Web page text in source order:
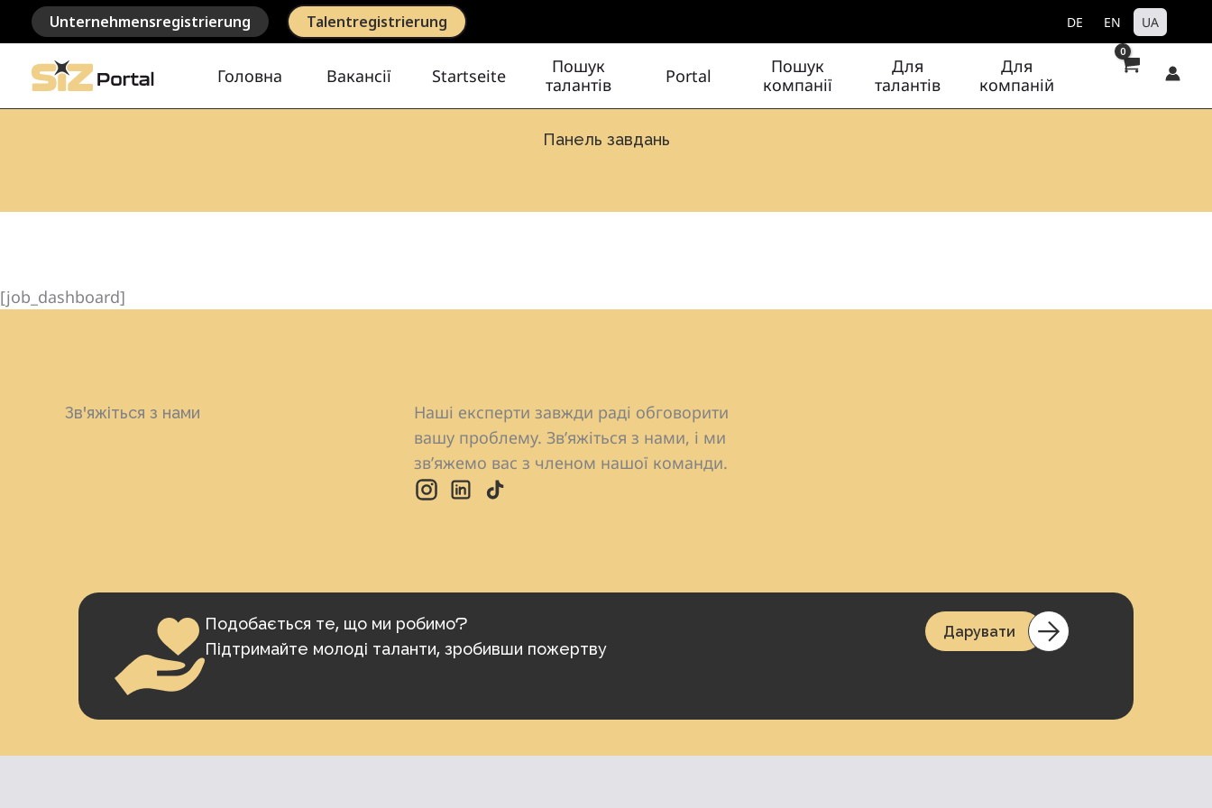
Перейти
вмісту
Unternehmensregistrierung Talentregistrierung DE EN UA
Головна Вакансії Startseite
Пошук
талантів
Portal
Пошук
компанії
Для
талантів
Для
компаній
Панель завдань
[job_dashboard]
Зв'яжіться з нами
Наші експерти завжди раді обговорити
вашу проблему. Зв’яжіться з нами, і ми
зв’яжемо вас з членом нашої команди.
Подобається те, що ми робимо?
Підтримайте молоді таланти, зробивши пожертву
Дарувати